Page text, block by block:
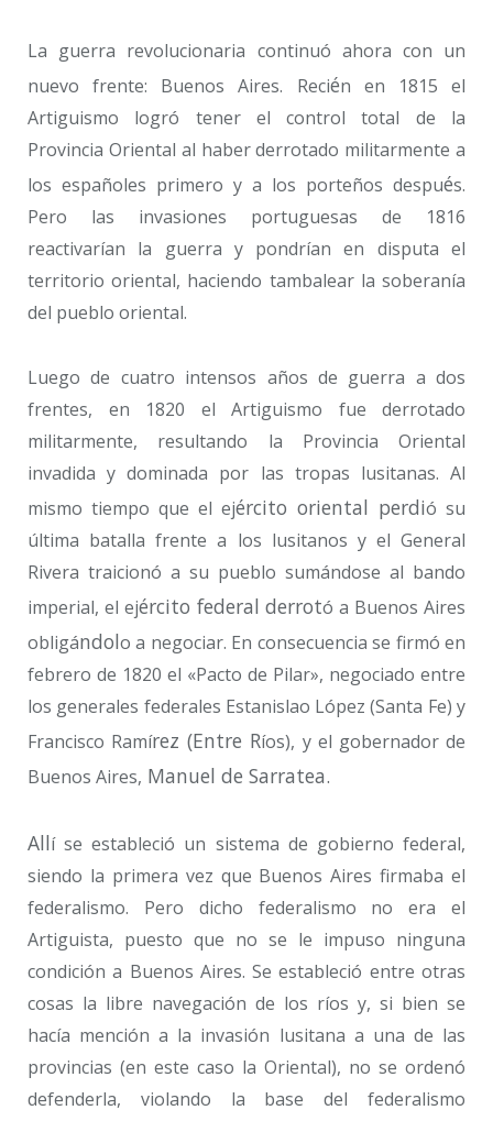
La guerra revolucionaria continuó ahora con un
nuevo frente: Buenos Aires. Recién en 1815 el
Artiguismo logró tener el control total de la
Provincia Oriental al haber derrotado militarmente a
los españoles primero y a los porteños después.
Pero las invasiones portuguesas de 1816
reactivarían la guerra y pondrían en disputa el
territorio oriental, haciendo tambalear la soberanía
del pueblo oriental.
Luego de cuatro intensos años de guerra a dos
frentes, en 1820 el Artiguismo fue derrotado
militarmente, resultando la Provincia Oriental
invadida y dominada por las tropas lusitanas. Al
mismo tiempo que el ejército oriental perdió su
última batalla frente a los lusitanos y el General
Rivera traicionó a su pueblo sumándose al bando
imperial, el ejército federal derrotó a Buenos Aires
obligándolo a negociar. En consecuencia se firmó en
febrero de 1820 el «Pacto de Pilar», negociado entre
los generales federales Estanislao López (Santa Fe) y
Francisco Ramírez (Entre Ríos), y el gobernador de
Buenos Aires, Manuel de Sarratea.
Allí se estableció un sistema de gobierno federal,
siendo la primera vez que Buenos Aires firmaba el
federalismo. Pero dicho federalismo no era el
Artiguista, puesto que no se le impuso ninguna
condición a Buenos Aires. Se estableció entre otras
cosas la libre navegación de los ríos y, si bien se
hacía mención a la invasión lusitana a una de las
provincias (en este caso la Oriental), no se ordenó
defenderla, violando la base del federalismo